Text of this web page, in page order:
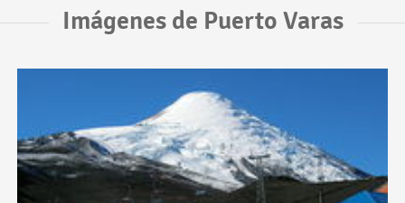
Imágenes de Puerto Varas